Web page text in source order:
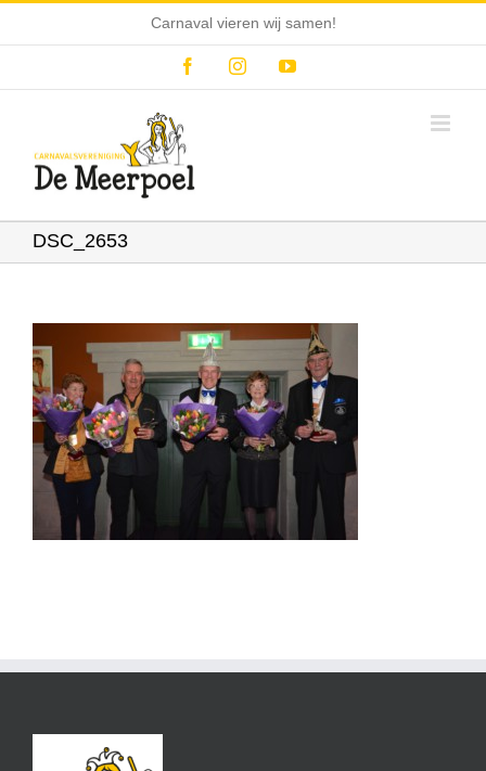
Carnaval vieren wij samen!
FacebookInstagramYouTube
DSC_2653